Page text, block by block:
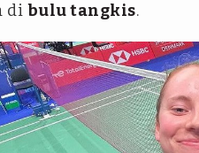
di bulu tangkis.